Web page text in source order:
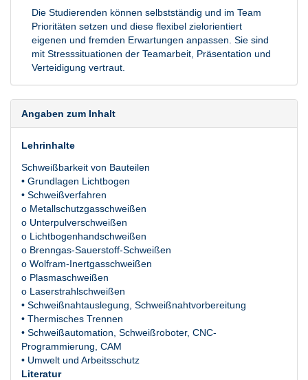
Die Studierenden können selbstständig und im Team
Prioritäten setzen und diese flexibel zielorientiert
eigenen und fremden Erwartungen anpassen. Sie sind
mit Stresssituationen der Teamarbeit, Präsentation und
Verteidigung vertraut.
Angaben zum Inhalt
Lehrinhalte
Schweißbarkeit von Bauteilen
• Grundlagen Lichtbogen
• Schweißverfahren
o Metallschutzgasschweißen
o Unterpulverschweißen
o Lichtbogenhandschweißen
o Brenngas-Sauerstoff-Schweißen
o Wolfram-Inertgasschweißen
o Plasmaschweißen
o Laserstrahlschweißen
• Schweißnahtauslegung, Schweißnahtvorbereitung
• Thermisches Trennen
• Schweißautomation, Schweißroboter, CNC-
Programmierung, CAM
• Umwelt und Arbeitsschutz
Literatur